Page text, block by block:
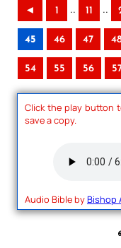
◄ 1 .. 11 ..
45 46 47
54 55 56
Click the play button
save a copy.
Audio Bible byBishop